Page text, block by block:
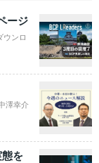
ージ
ウンロ
澤幸介
を